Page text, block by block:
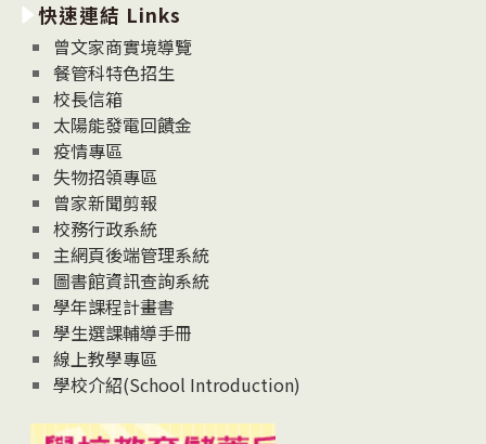
消
息
News
快速連結 Links
曾文家商實境導覽
餐管科特色招生
校長信箱
太陽能發電回饋金
疫情專區
失物招領專區
曾家新聞剪報
校務行政系統
主網頁後端管理系統
圖書館資訊查詢系統
學年課程計畫書
學生選課輔導手冊
線上教學專區
學校介紹(School Introduction)